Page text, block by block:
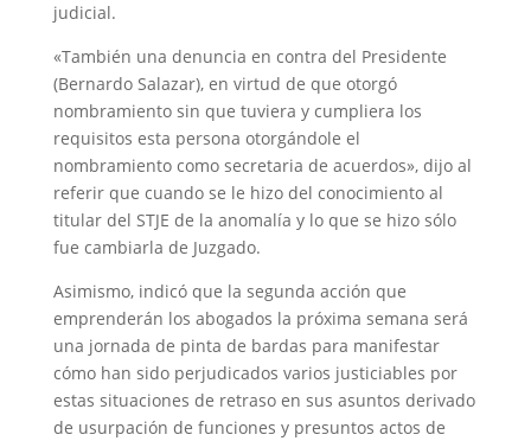
judicial.
«También una denuncia en contra del Presidente
(Bernardo Salazar), en virtud de que otorgó
nombramiento sin que tuviera y cumpliera los
requisitos esta persona otorgándole el
nombramiento como secretaria de acuerdos», dijo al
referir que cuando se le hizo del conocimiento al
titular del STJE de la anomalía y lo que se hizo sólo
fue cambiarla de Juzgado.
Asimismo, indicó que la segunda acción que
emprenderán los abogados la próxima semana será
una jornada de pinta de bardas para manifestar
cómo han sido perjudicados varios justiciables por
estas situaciones de retraso en sus asuntos derivado
de usurpación de funciones y presuntos actos de